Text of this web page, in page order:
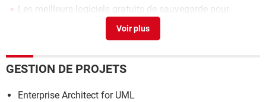
Les meilleurs logiciels gratuits de sauvegarde pour
Montage vidéo gratuit : les meilleurs logiciels pour
Windows
GESTION DE PROJETS
Enterprise Architect for UML